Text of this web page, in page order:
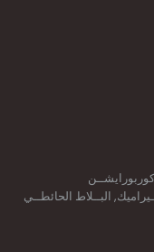
البــلاط الحائطــي